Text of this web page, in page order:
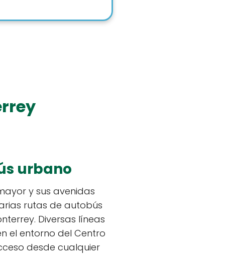
urbano
y sus avenidas
rutas de autobús
Diversas líneas
el entorno del Centro
desde cualquier